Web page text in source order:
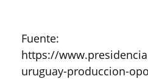
Fuente:
https://
uruguay-produccion-